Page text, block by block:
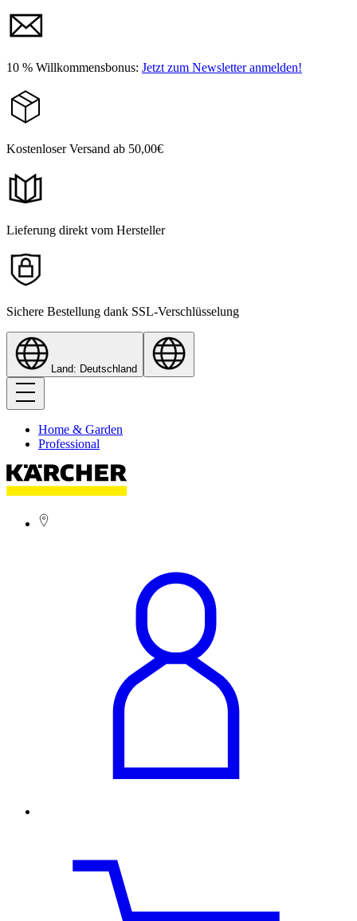
10 % Willkommensbonus: Jetzt zum Newsletter anmelden!
Kostenloser Versand ab 50,00€
Lieferung direkt vom Hersteller
Sichere Bestellung dank SSL-Verschlüsselung
Land: Deutschland
Home & Garden
Professional